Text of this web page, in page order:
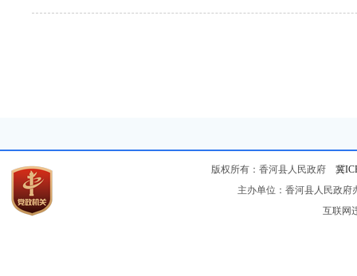
版权所有：香河县人民政府 冀
主办单位：香河县人民政
互联网